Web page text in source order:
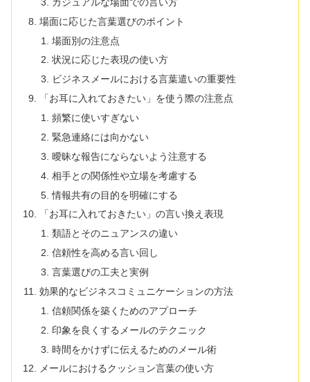
場面に応じた言葉選びのポイント
場面別の注意点
状況に応じた表現の使い方
ビジネスメールにおける言葉遣いの重要性
「お耳に入れておきたい」を使う際の注意点
頻繁に使いすぎない
緊急連絡には向かない
曖昧な報告にならないよう注意する
相手との関係性や立場を考慮する
情報共有の目的を明確にする
「お耳に入れておきたい」の言い換え表現
類語とそのニュアンスの違い
信頼性を高める言い回し
言葉選びの工夫と実例
効果的なビジネスコミュニケーションの方法
信頼関係を築くためのアプローチ
印象を良くするメールのテクニック
時間をかけずに伝えるためのメール術
メールにおけるクッション言葉の使い方